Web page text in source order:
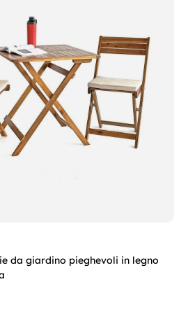
da giardino pieghevoli in legno